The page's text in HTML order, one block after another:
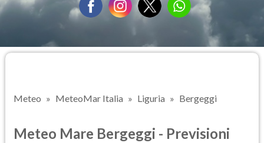
Meteo MeteoMar Italia Liguria Bergeggi
Meteo Mare Bergeggi - Previsioni